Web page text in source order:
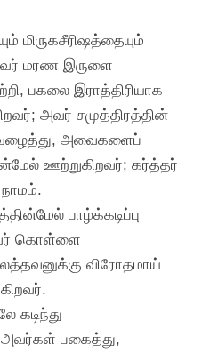
மிருகசீரிஷத்தையும்
மரண இருளை
பகலை இராத்திரியாக
அவர் சமுத்திரத்தின்
அவைகளைப்
ஊற்றுகிறவர்; கர்த்தர்
பாழ்க்கடிப்பு
கொள்ளை
விரோதமாய்
கடிந்து
பகைத்து,